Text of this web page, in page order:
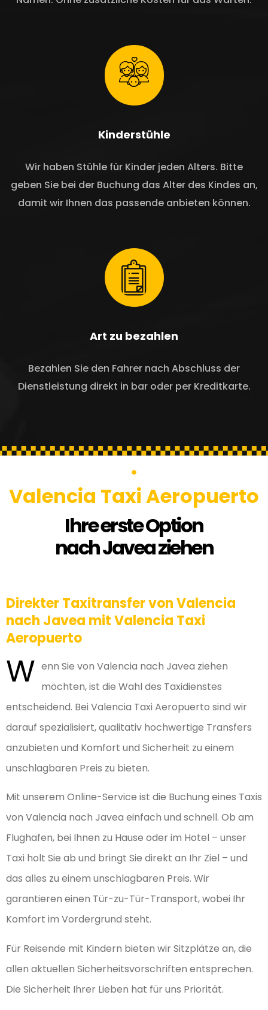
Kinderstühle
Wir haben Stühle für Kinder jeden Alters. Bitte
geben Sie bei der Buchung das Alter des Kindes an,
damit wir Ihnen das passende anbieten können.
Art zu bezahlen
Bezahlen Sie den Fahrer nach Abschluss der
Dienstleistung direkt in bar oder per Kreditkarte.
Valencia Taxi Aeropuerto
Ihre erste Option
nach Javea ziehen
Direkter Taxitransfer von Valencia
nach Javea mit Valencia Taxi
Aeropuerto
W enn Sie von Valencia nach Javea ziehen
möchten, ist die Wahl des Taxidienstes
entscheidend. Bei Valencia Taxi Aeropuerto sind wir
darauf spezialisiert, qualitativ hochwertige Transfers
anzubieten und Komfort und Sicherheit zu einem
unschlagbaren Preis zu bieten.
Mit unserem Online-Service ist die Buchung eines Taxis
von Valencia nach Javea einfach und schnell. Ob am
Flughafen, bei Ihnen zu Hause oder im Hotel – unser
Taxi holt Sie ab und bringt Sie direkt an Ihr Ziel – und
das alles zu einem unschlagbaren Preis. Wir
garantieren einen Tür-zu-Tür-Transport, wobei Ihr
Komfort im Vordergrund steht.
Für Reisende mit Kindern bieten wir Sitzplätze an, die
allen aktuellen Sicherheitsvorschriften entsprechen.
Die Sicherheit Ihrer Lieben hat für uns Priorität.